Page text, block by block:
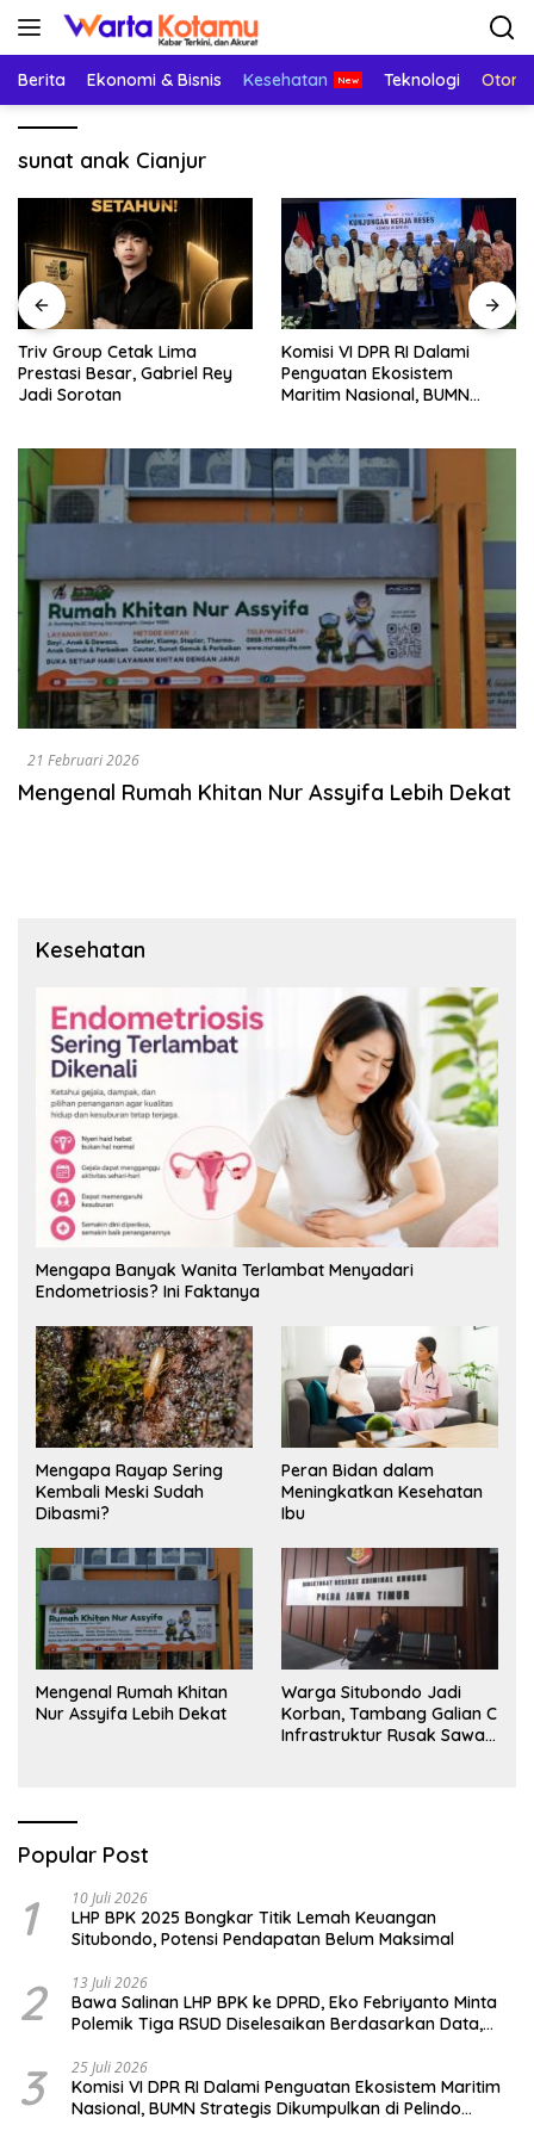
Langsung
Berita Ekonomi & Bisnis Kesehatan Teknologi
sunat anak Cianjur
Triv Group Cetak Lima
Prestasi Besar, Gabriel Rey
Jadi Sorotan
Komisi VI DPR RI Dalami
Penguatan Ekosistem
Maritim Nasional, BUMN
21 Februari 2026
Mengenal Rumah Khitan Nur Assyifa Lebih Dekat
Kesehatan
Mengapa Banyak Wanita Terlambat Menyadari
Endometriosis? Ini Faktanya
Mengapa Rayap Sering
Kembali Meski Sudah
Dibasmi?
Peran Bidan dalam
Meningkatkan Kesehatan
Ibu
Mengenal Rumah Khitan
Nur Assyifa Lebih Dekat
Warga Situbondo Jadi
Korban, Tambang Galian C
Infrastruktur Rusak Sawah
Popular Post
1 10 Juli 2026
LHP BPK 2025 Bongkar Titik Lemah Keuangan
Situbondo, Potensi Pendapatan Belum Maksimal
2 13 Juli 2026
Bawa Salinan LHP BPK ke DPRD, Eko Febriyanto Minta
Polemik Tiga RSUD Diselesaikan Berdasarkan Data,
3 25 Juli 2026
Komisi VI DPR RI Dalami Penguatan Ekosistem Maritim
Nasional, BUMN Strategis Dikumpulkan di Pelindo